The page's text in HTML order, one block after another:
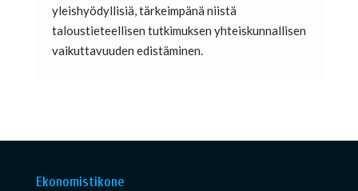
yleishyödyllisiä, tärkeimpänä niistä
taloustieteellisen tutkimuksen yhteiskunnallisen
vaikuttavuuden edistäminen.
Ekonomistikone